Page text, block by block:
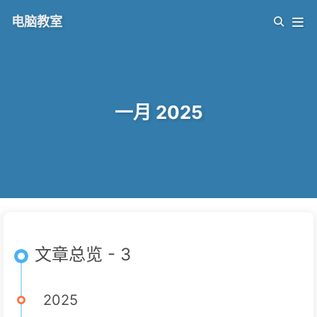
电脑教室
一月 2025
文章总览 - 3
2025